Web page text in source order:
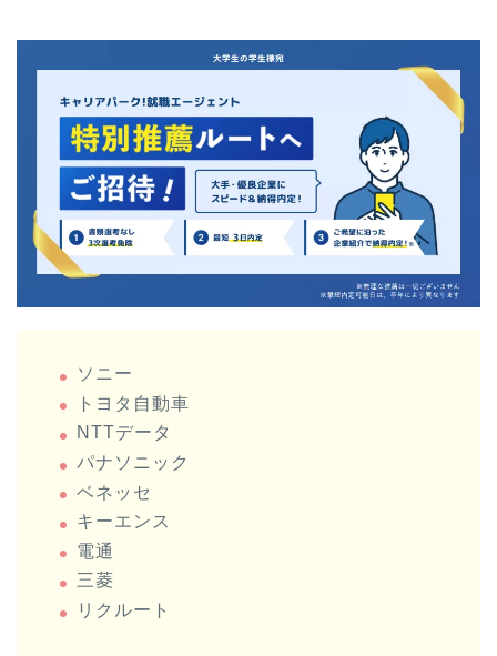
ソニー
トヨタ自動車
NTTデータ
パナソニック
ベネッセ
キーエンス
電通
三菱
リクルート